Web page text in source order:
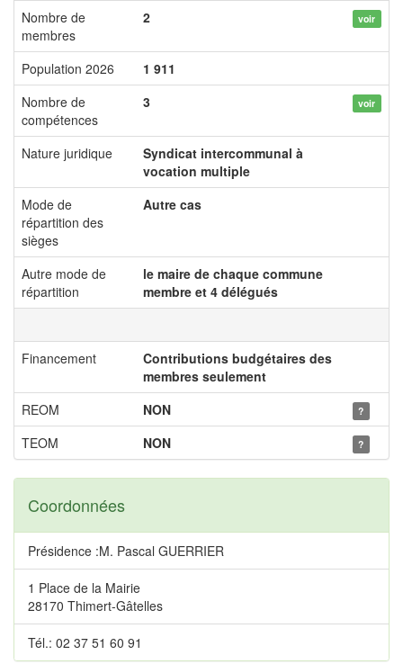
Nombre de
membres
2 voir
Population 2026
1 911
Nombre de
compétences
3 voir
Nature juridique
Syndicat intercommunal à
vocation multiple
Mode de
répartition des
sièges
Autre cas
Autre mode de
répartition
le maire de chaque commune
membre et 4 délégués
Financement
Contributions budgétaires des
membres seulement
REOM
NON ?
TEOM NON ?
Coordonnées
Présidence :M. Pascal GUERRIER
1 Place de la Mairie
28170 Thimert-Gâtelles
Tél.: 02 37 51 60 91